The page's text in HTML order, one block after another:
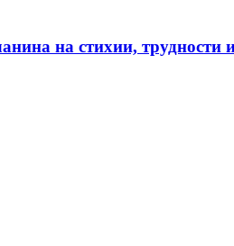
на стихии, трудности